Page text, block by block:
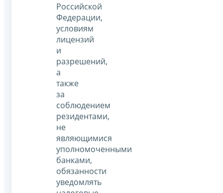
Российской
Федерации,
условиям
лицензий
и
разрешений,
а
также
за
соблюдением
резидентами,
не
являющимися
уполномоченными
банками,
обязанности
уведомлять